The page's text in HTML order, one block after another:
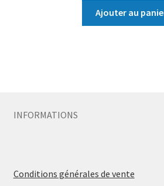
Ajouter au
INFORMATIONS
Conditions générales de vente